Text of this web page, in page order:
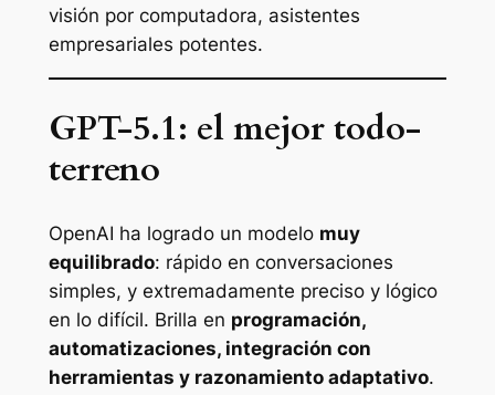
visión por computadora, asistentes
empresariales potentes.
GPT-5.1: el mejor todo-
terreno
OpenAI ha logrado un modelo muy
equilibrado: rápido en conversaciones
simples, y extremadamente preciso y lógico
en lo difícil. Brilla en programación,
automatizaciones, integración con
herramientas y razonamiento adaptativo.